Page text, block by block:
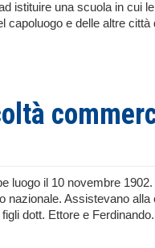
istituire una scuola in cui
e delle altre
luogo il 10 novembre
Assistevano alla
dott. Ettore e